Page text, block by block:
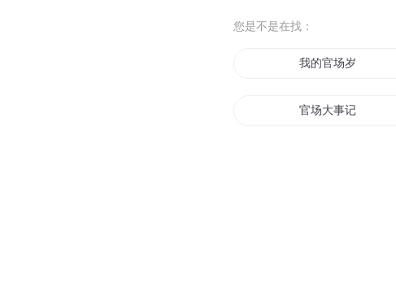
您是不是在找：
我的官场岁月
官场大事记